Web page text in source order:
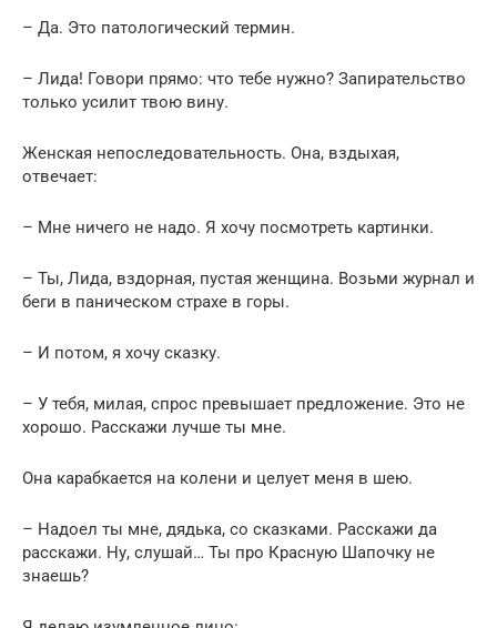
– Да. Это патологический термин.
– Лида! Говори прямо: что тебе нужно? Запирательство
только усилит твою вину.
Женская непоследовательность. Она, вздыхая,
отвечает:
– Мне ничего не надо. Я хочу посмотреть картинки.
– Ты, Лида, вздорная, пустая женщина. Возьми журнал и
беги в паническом страхе в горы.
– И потом, я хочу сказку.
– У тебя, милая, спрос превышает предложение. Это не
хорошо. Расскажи лучше ты мне.
Она карабкается на колени и целует меня в шею.
– Надоел ты мне, дядька, со сказками. Расскажи да
расскажи. Ну, слушай… Ты про Красную Шапочку не
знаешь?